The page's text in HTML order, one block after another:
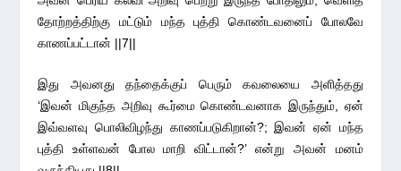
தோற்றத்திற்கு மட்டும் மந்த புத்தி கொண்டவனைப் போலவே
காணப்பட்டான் ||7||
இது அவனது தந்தைக்குப் பெரும் கவலையை அளித்தது
‘இவன் மிகுந்த அறிவு கூர்மை கொண்டவனாக இருந்தும், ஏன்
இவ்வளவு பொலிவிழந்து காணப்படுகிறான்?; இவன் ஏன் மந்த
புத்தி உள்ளவன் போல மாறி விட்டான்?’ என்று அவன் மனம்